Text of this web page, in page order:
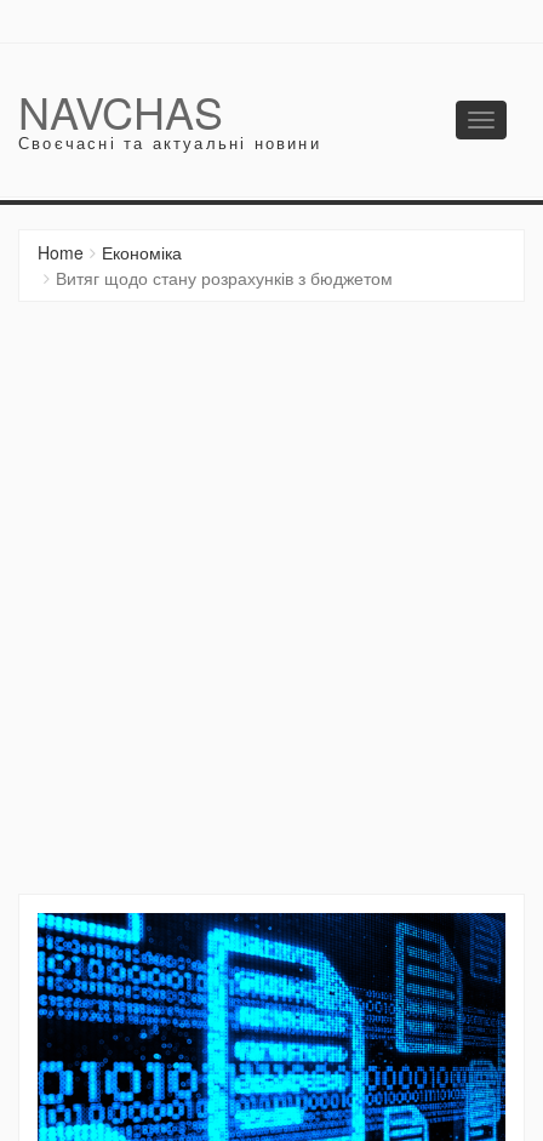
NAVCHAS
Своєчасні та актуальні новини
Toggle
Home
Економіка
Витяг щодо стану розрахунків з бюджетом